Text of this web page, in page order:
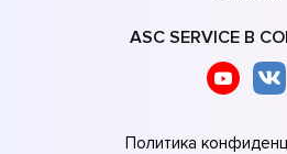
ASC SERVICE В
Политика